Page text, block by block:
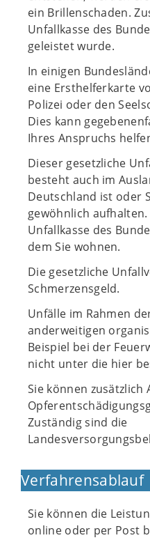
ein Brillenschaden.
Unfallkasse des
geleistet wurde.
In einigen
eine Ersthelferkarte
Polizei oder den
Dies kann
Ihres Anspruchs
Dieser gesetzliche
besteht auch im
Deutschland ist oder
gewöhnlich
Unfallkasse des
dem Sie wohnen.
Die gesetzliche
Schmerzensgeld.
Unfälle im Rahmen
anderweitigen
Beispiel bei der
nicht unter die hier
Sie können zusätzlich
Zuständig sind die
Verfahrensablauf
Sie können die
online oder per Post